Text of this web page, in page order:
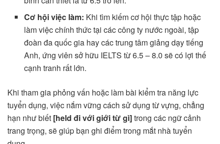
Cơ hội việc làm: Khi tìm kiếm cơ hội thực tập hoặc
làm việc chính thức tại các công ty nước ngoài, tập
đoàn đa quốc gia hay các trung tâm giảng dạy tiếng
Anh, ứng viên sở hữu IELTS từ 6.5 – 8.0 sẽ có lợi thế
cạnh tranh rất lớn.
Khi tham gia phỏng vấn hoặc làm bài kiểm tra năng lực
tuyển dụng, việc nắm vững cách sử dụng từ vựng, chẳng
hạn như biết [held đi với giới từ gì]trong các ngữ cảnh
trang trọng, sẽ giúp bạn ghi điểm trong mắt nhà tuyển